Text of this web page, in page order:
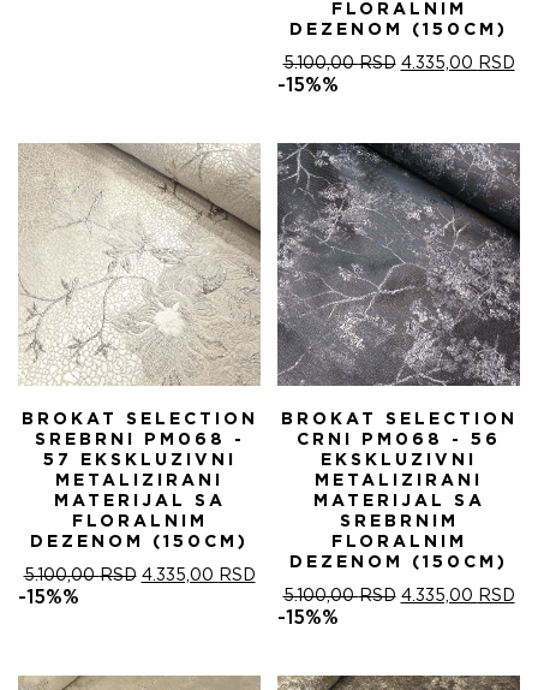
FLORALNIM
DEZENOM (150CM)
5.100,00RSD ОРИГИНАЛНА
5.100,00 RSD.
4.335,00 RSD
-15%%
BROKAT SELECTION
SREBRNI PM068 -
57 EKSKLUZIVNI
METALIZIRANI
MATERIJAL SA
FLORALNIM
DEZENOM (150CM)
5.100,00RSD ОРИГИНАЛНА
4.335,00 RSDТРЕНУТНА
ЦЕНА
-15%%
BROKAT SELECTION
CRNI PM068 - 56
EKSKLUZIVNI
METALIZIRANI
MATERIJAL SA
SREBRNIM
FLORALNIM
DEZENOM (150CM)
5.100,00RSD ОРИГИНАЛНА
5.100,00 RSD.
4.335,00 RSD
-15%%